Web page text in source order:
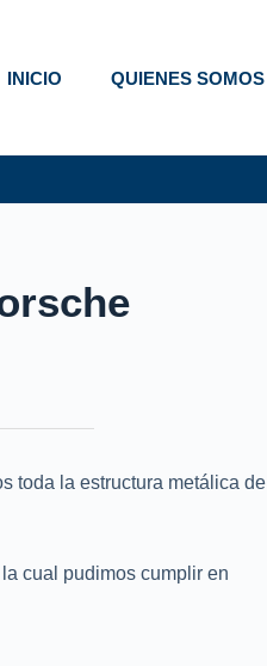
INICIO QUIENES SOMOS
toda la estructura metálica de
cual pudimos cumplir en